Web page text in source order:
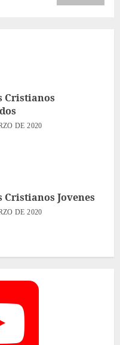
Cristianos
DE 2020
Cristianos Jovenes
DE 2020